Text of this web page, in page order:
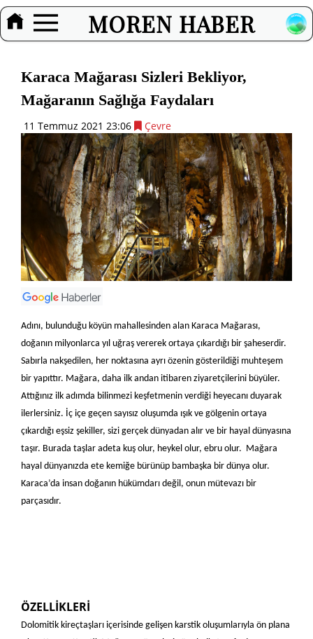
MOREN HABER
Karaca Mağarası Sizleri Bekliyor,
Mağaranın Sağlığa Faydaları
11 Temmuz 2021 23:06 Çevre
Adını, bulunduğu köyün mahallesinden alan Karaca Mağarası,
doğanın milyonlarca yıl uğraş vererek ortaya çıkardığı bir şaheserdir.
Sabırla nakşedilen, her noktasına ayrı özenin gösterildiği muhteşem
bir yapıttır. Mağara, daha ilk andan itibaren ziyaretçilerini büyüler.
Attığınız ilk adımda bilinmezi keşfetmenin verdiği heyecanı duyarak
ilerlersiniz. İç içe geçen sayısız oluşumda ışık ve gölgenin ortaya
çıkardığı eşsiz şekiller, sizi gerçek dünyadan alır ve bir hayal dünyasına
taşır. Burada taşlar adeta kuş olur, heykel olur, ebru olur. Mağara
hayal dünyanızda ete kemiğe bürünüp bambaşka bir dünya olur.
Karaca’da insan doğanın hükümdarı değil, onun mütevazı bir
parçasıdır.
ÖZELLİKLERİ
Dolomitik kireçtaşları içerisinde gelişen karstik oluşumlarıyla ön plana